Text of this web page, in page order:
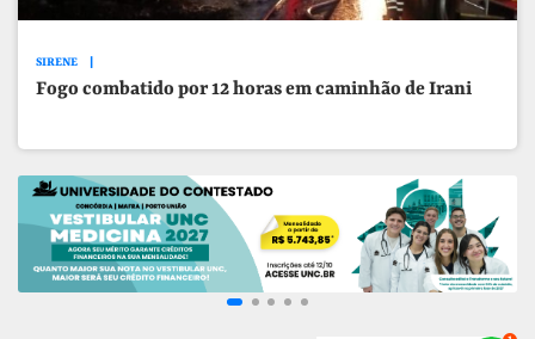
SIRENE
Fogo combatido por 12 horas em caminhão de Irani